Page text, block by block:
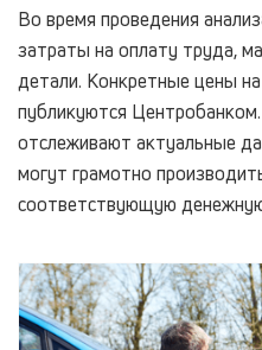
Во время проведения
затраты на оплату труда,
детали. Конкретные цены
публикуются
отслеживают актуальные
могут грамотно
соответствующую